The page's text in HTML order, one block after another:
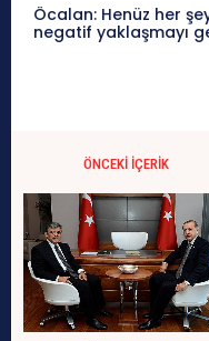
Öcalan: Henüz her
negatif yaklaşmayı
ÖNCEKI İÇERIK